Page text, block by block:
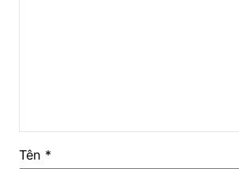
Tên *